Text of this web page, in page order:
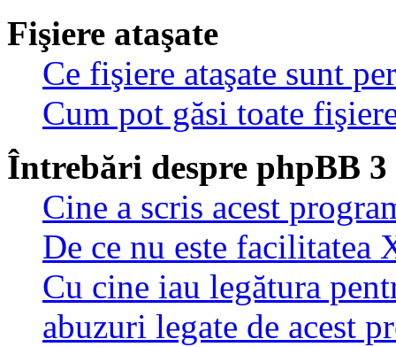
Fişiere ataşate
Ce fişiere ataşate sunt
Cum pot găsi toate
Întrebări despre phpBB 3
Cine a scris acest
De ce nu este facilitatea
Cu cine iau legătura
abuzuri legate de acest